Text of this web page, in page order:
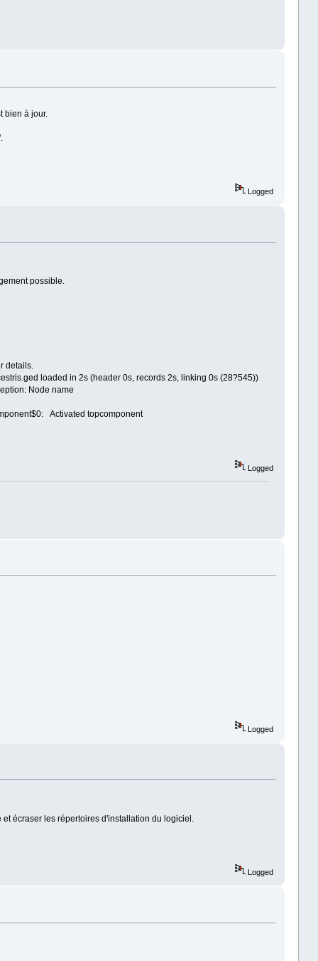
bien à jour.
Logged
possible.
details.
loaded in 2s (header 0s, records 2s, linking 0s (28?545))
Node name
Activated topcomponent
Logged
Logged
écraser les répertoires d'installation du logiciel.
Logged